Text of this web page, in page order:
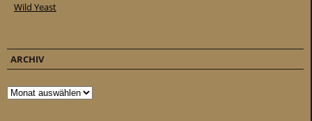
Wild Yeast
ARCHIV
Archiv